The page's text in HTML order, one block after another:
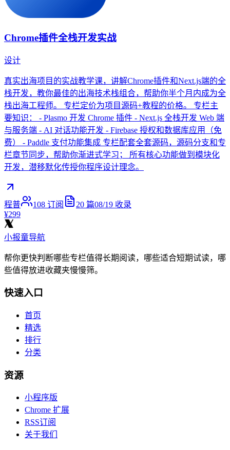
Chrome插件全栈开发实战
设计
真实出海项目的实战教学课，讲解Chrome插件和Next.js端的全
栈开发，教你最佳的出海技术栈组合，帮助你半个月内成为全
栈出海工程师。 专栏定价为项目源码+教程的价格。 专栏主
要知识： - Plasmo 开发 Chrome 插件 - Next.js 全栈开发 Web 端
与服务端 - AI 对话功能开发 - Firebase 授权和数据库应用（免
费） - Paddle 支付功能集成 专栏配套全套源码，源码分支和专
栏章节同步，帮助你渐进式学习； 所有核心功能做到模块化
开发，潜移默化传授你程序设计理念。
程普 108 订阅 20 篇08/19 收录
¥299
小报童导航
帮你更快判断哪些专栏值得长期阅读，哪些适合短期试读，哪
些值得放进收藏夹慢慢筛。
快速入口
首页
精选
排行
分类
资源
小程序版
Chrome 扩展
RSS订阅
关于我们